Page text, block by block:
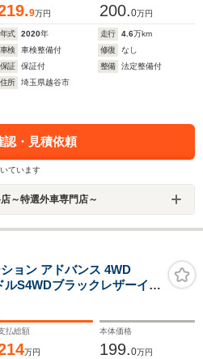
9万円 200.0万円
年式 2020年 走行 4.6万km
車検
車検整備付 修復
なし
保証
保証付 整備
法定整備付
住所
埼玉県越谷市
認・見積依頼
ています
～特選外車専門店～
ョン アドバンス 4WD
S4WDブラックレザーイン
カメラアダブティブクルー
ー電動Rゲートデジタルコ
エアロRライン20アルミ
払総額
万円
本体価格
199.0万円